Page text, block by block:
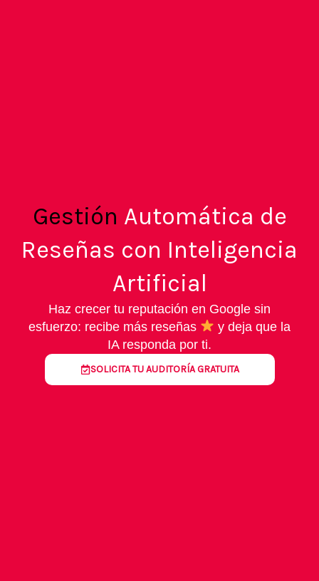
Gestión Automática de
Reseñas con Inteligencia
Artificial
Haz crecer tu reputación en Google sin
esfuerzo: recibe más reseñas
y deja que la
IA responda por ti.
SOLICITA TU AUDITORÍA GRATUITA